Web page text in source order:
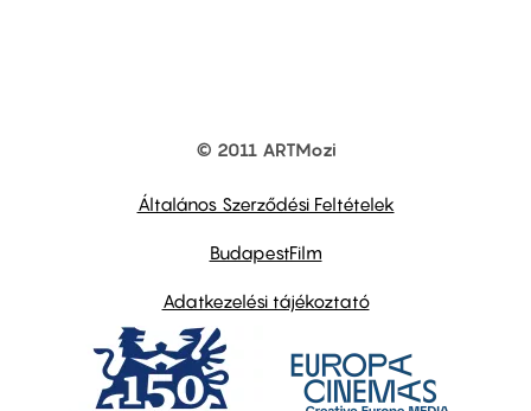
© 2011 ARTMozi
Általános Szerződési Feltételek
BudapestFilm
Adatkezelési tájékoztató